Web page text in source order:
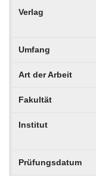
Verlag
Umfang
Art der Arbeit
Fakultät
Institut
Prüfungsdatum